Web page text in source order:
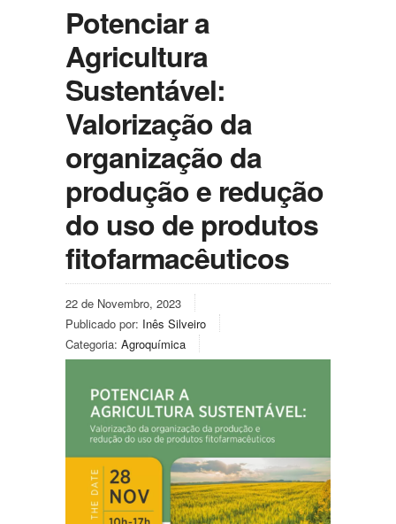
Potenciar a
Agricultura
Sustentável:
Valorização da
organização da
produção e redução
do uso de produtos
fitofarmacêuticos
22 de Novembro, 2023
Publicado por: Inês Silveiro
Categoria: Agroquímica